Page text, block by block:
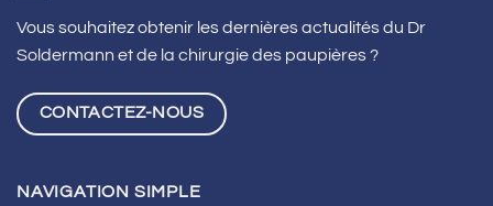
LASIK
Lyon
Vous souhaitez obtenir les dernières actualités du Dr
Soldermann et de la chirurgie des paupières ?
CONTACTEZ-NOUS
NAVIGATION SIMPLE